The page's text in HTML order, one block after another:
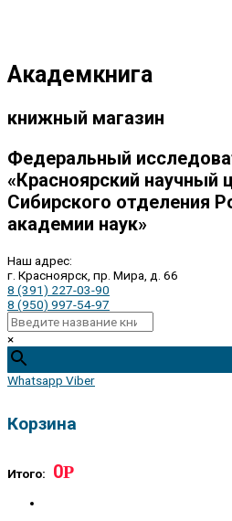
Академкнига
книжный магазин
Федеральный
«Красноярский научный
Сибирского отделения
академии наук»
Наш адрес:
г. Красноярск, пр. Мира, д. 66
8 (391) 227-03-90
8 (950) 997-54-97
×
Whatsapp Viber
Корзина
Итого: 0Р